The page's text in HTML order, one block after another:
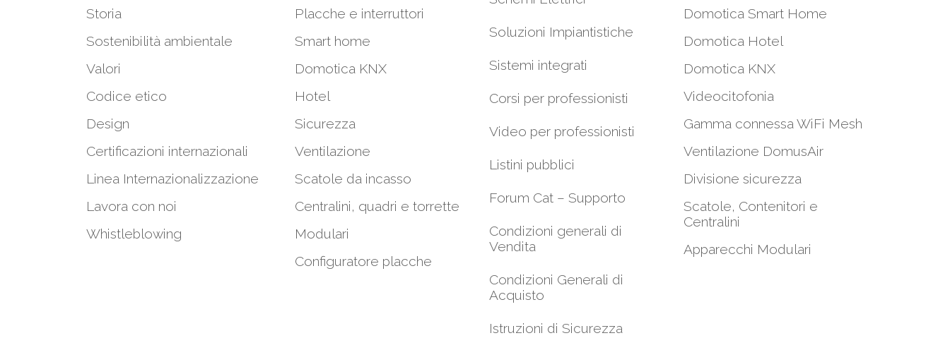
Storia
Sostenibilità ambientale
Valori
Codice etico
Design
Certificazioni internazionali
Linea Internazionalizzazione
Lavora con noi
Whistleblowing
Placche e interruttori
Smart home
Domotica KNX
Hotel
Sicurezza
Ventilazione
Scatole da incasso
Centralini, quadri e torrette
Modulari
Configuratore placche
Soluzioni Impiantistiche
Sistemi integrati
Corsi per professionisti
Video per professionisti
Listini pubblici
Forum Cat – Supporto
Condizioni generali di
Vendita
Condizioni Generali di
Acquisto
Istruzioni di Sicurezza
Domotica Smart Home
Domotica Hotel
Domotica KNX
Videocitofonia
Gamma connessa WiFi Mesh
Ventilazione DomusAir
Divisione sicurezza
Scatole, Contenitori e
Centralini
Apparecchi Modulari